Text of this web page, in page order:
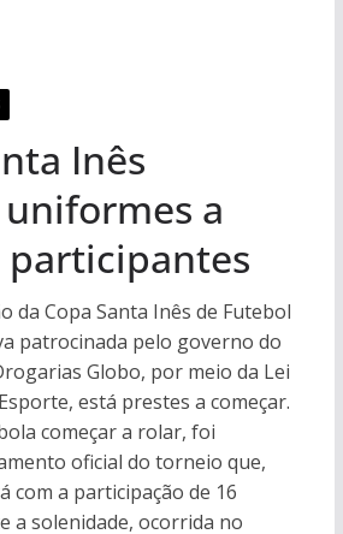
Inês
a
participantes
da Copa Santa Inês de Futebol
patrocinada pelo governo do
Globo, por meio da Lei
está prestes a começar.
começar a rolar, foi
oficial do torneio que,
com a participação de 16
a solenidade, ocorrida no